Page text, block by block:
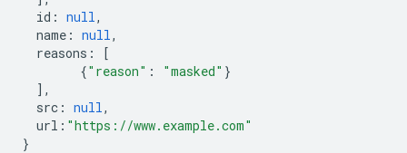
id : null,
name : null,
reasons :
[
{"reason" : "masked" }
],
src : null,
url : "https://www.example.com"
}